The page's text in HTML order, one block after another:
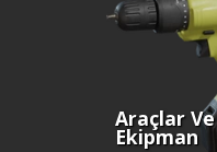
Araçlar Ve
Ekipman